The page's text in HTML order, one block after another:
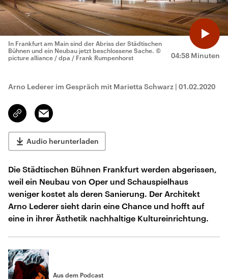
04:58 Minuten
In Frankfurt am Main sind der Abriss der Städtischen
Bühnen und ein Neubau jetzt beschlossene Sache. ©
picture alliance / dpa / Frank Rumpenhorst
Arno Lederer im Gespräch mit Marietta Schwarz | 01.02.2020
Link
kopieren/teilen
Email
Audio herunterladen
Die Städtischen Bühnen Frankfurt werden abgerissen,
weil ein Neubau von Oper und Schauspielhaus
weniger kostet als deren Sanierung. Der Architekt
Arno Lederer sieht darin eine Chance und hofft auf
eine in ihrer Ästhetik nachhaltige Kultureinrichtung.
Aus dem Podcast